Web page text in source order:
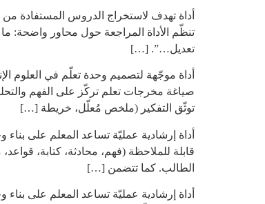
أداة تهدف لاستخراج الدروس المستفادة من
تنظّم الأداة المراجعة حول محاور واضحة: ما
تعديل…”. […]
أداة موجّهة لتصميم وحدة تعلّم في العلوم
صياغة مخرجات تعلم تركّز على الفهم
توثّق التفكير (ملخص مُعلّل، خريطة […]
أداة إرشادية عمليّة تساعد المعلم على
قابلة للملاحظة (فهم، محادثة، كتابة،
الطالب. كما تتضمن […]
أداة إرشادية عمليّة تساعد المعلم على